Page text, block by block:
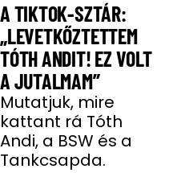
A TIKTOK-SZTÁR:
„LEVETKŐZTETTEM
TÓTH ANDIT! EZ VOLT
A JUTALMAM”
Mutatjuk, mire
kattant rá Tóth
Andi, a BSW és a
Tankcsapda.